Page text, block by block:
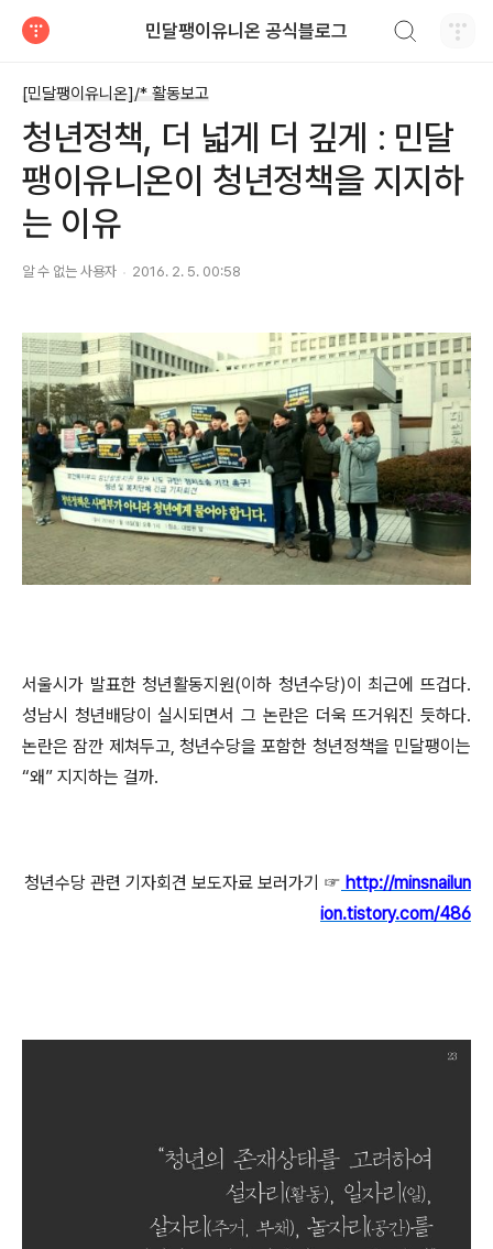
민달팽이유니온 공식블로그
[민달팽이유니온]/* 활동보고
청년정책, 더 넓게 더 깊게 : 민달
팽이유니온이 청년정책을 지지하
는 이유
알 수 없는 사용자 2016. 2. 5. 00:58
서울시가 발표한 청년활동지원(이하 청년수당)이 최근에 뜨겁다.
성남시 청년배당이 실시되면서 그 논란은 더욱 뜨거워진 듯하다.
논란은 잠깐 제쳐두고, 청년수당을 포함한 청년정책을 민달팽이는
“왜” 지지하는 걸까.
청년수당 관련 기자회견 보도자료 보러가기 ☞ http://minsnailun
ion.tistory.com/486